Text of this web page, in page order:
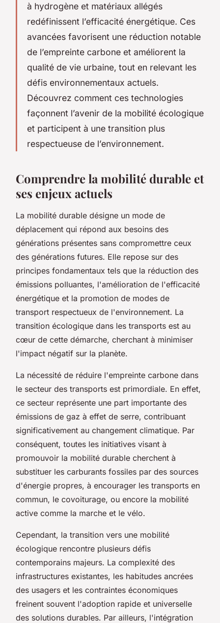
à hydrogène et matériaux allégés
redéfinissent l’efficacité énergétique. Ces
avancées favorisent une réduction notable
de l’empreinte carbone et améliorent la
qualité de vie urbaine, tout en relevant les
défis environnementaux actuels.
Découvrez comment ces technologies
façonnent l’avenir de la mobilité écologique
et participent à une transition plus
respectueuse de l’environnement.
Comprendre la mobilité durable et
ses enjeux actuels
La mobilité durable désigne un mode de
déplacement qui répond aux besoins des
générations présentes sans compromettre ceux
des générations futures. Elle repose sur des
principes fondamentaux tels que la réduction des
émissions polluantes, l'amélioration de l'efficacité
énergétique et la promotion de modes de
transport respectueux de l'environnement. La
transition écologique dans les transports est au
cœur de cette démarche, cherchant à minimiser
l'impact négatif sur la planète.
La nécessité de réduire l'empreinte carbone dans
le secteur des transports est primordiale. En effet,
ce secteur représente une part importante des
émissions de gaz à effet de serre, contribuant
significativement au changement climatique. Par
conséquent, toutes les initiatives visant à
promouvoir la mobilité durable cherchent à
substituer les carburants fossiles par des sources
d'énergie propres, à encourager les transports en
commun, le covoiturage, ou encore la mobilité
active comme la marche et le vélo.
Cependant, la transition vers une mobilité
écologique rencontre plusieurs défis
contemporains majeurs. La complexité des
infrastructures existantes, les habitudes ancrées
des usagers et les contraintes économiques
freinent souvent l'adoption rapide et universelle
des solutions durables. Par ailleurs, l'intégration